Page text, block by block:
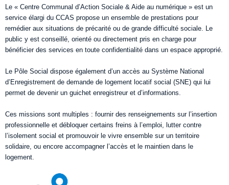
Le « Centre Communal d’Action Sociale & Aide au numérique » est un
service élargi du CCAS propose un ensemble de prestations pour
remédier aux situations de précarité ou de grande difficulté sociale. Le
public y est conseillé, orienté ou directement pris en charge pour
bénéficier des services en toute confidentialité dans un espace approprié.
Le Pôle Social dispose également d’un accès au Système National
d’Enregistrement de demande de logement locatif social (SNE) qui lui
permet de devenir un guichet enregistreur et d’informations.
Ces missions sont multiples : fournir des renseignements sur l’insertion
professionnelle et débloquer certains freins à l’emploi, lutter contre
l’isolement social et promouvoir le vivre ensemble sur un territoire
solidaire, ou encore accompagner l’accès et le maintien dans le
logement.